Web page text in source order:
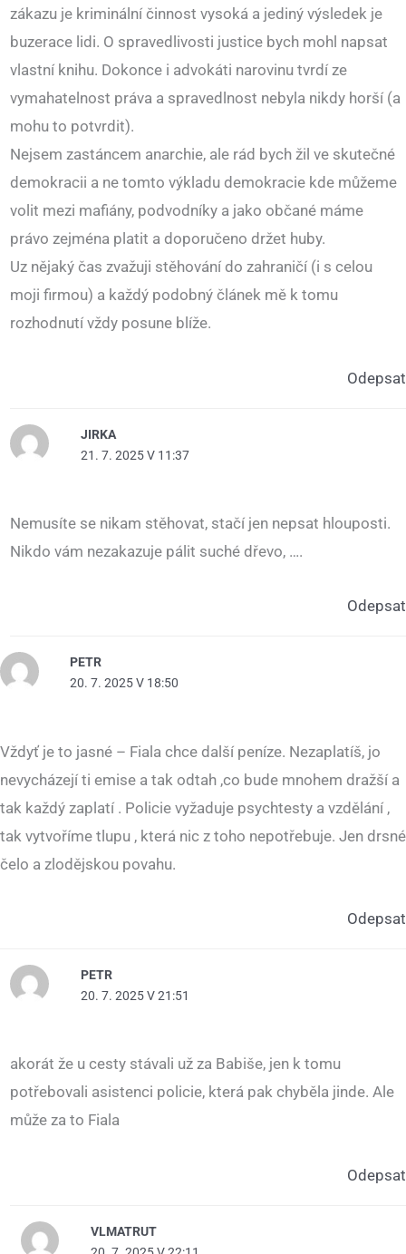
zákazu je kriminální činnost vysoká a jediný výsledek je
buzerace lidi. O spravedlivosti justice bych mohl napsat
vlastní knihu. Dokonce i advokáti narovinu tvrdí ze
vymahatelnost práva a spravedlnost nebyla nikdy horší (a
mohu to potvrdit).
Nejsem zastáncem anarchie, ale rád bych žil ve skutečné
demokracii a ne tomto výkladu demokracie kde můžeme
volit mezi mafiány, podvodníky a jako občané máme
právo zejména platit a doporučeno držet huby.
Uz nějaký čas zvažuji stěhování do zahraničí (i s celou
moji firmou) a každý podobný článek mě k tomu
rozhodnutí vždy posune blíže.
Odepsat
JIRKA
21. 7. 2025 V 11:37
Nemusíte se nikam stěhovat, stačí jen nepsat hlouposti.
Nikdo vám nezakazuje pálit suché dřevo, ….
Odepsat
PETR
20. 7. 2025 V 18:50
Vždyť je to jasné – Fiala chce další peníze. Nezaplatíš, jo
nevycházejí ti emise a tak odtah ,co bude mnohem dražší a
tak každý zaplatí . Policie vyžaduje psychtesty a vzdělání ,
tak vytvoříme tlupu , která nic z toho nepotřebuje. Jen drsné
čelo a zlodějskou povahu.
Odepsat
PETR
20. 7. 2025 V 21:51
akorát že u cesty stávali už za Babiše, jen k tomu
potřebovali asistenci policie, která pak chyběla jinde. Ale
může za to Fiala
Odepsat
VLMATRUT